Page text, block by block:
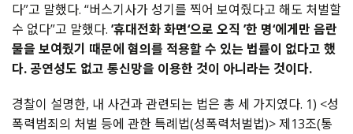
다”고 말했다. “버스기사가 성기를 찍어 보여줬다고 해도 처벌할
수 없다”고 말했다. ’휴대전화 화면‘으로 오직 ’한 명‘에게만 음란
물을 보여줬기 때문에 혐의를 적용할 수 있는 법률이 없다고 했
다. 공연성도 없고 통신망을 이용한 것이 아니라는 것이다.
경찰이 설명한, 내 사건과 관련되는 법은 총 세 가지였다. 1) <성
폭력범죄의 처벌 등에 관한 특례법(성폭력처벌법)> 제13조(통